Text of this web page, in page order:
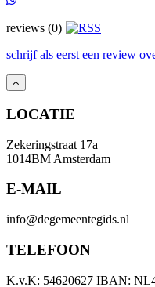
reviews (0)
schrijf als eerst een review
LOCATIE
Zekeringstraat 17a
1014BM Amsterdam
E-MAIL
info@degemeentegids.nl
TELEFOON
K.v.K: 54620627 IBAN: